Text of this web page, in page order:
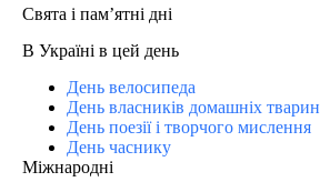
Свята і пам’ятні дні
В Україні в цей день
День велосипеда
День власників домашніх тварин
День поезії і творчого мислення
День часнику
Міжнародні